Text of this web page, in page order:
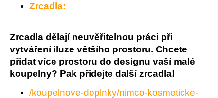
Zrcadla:
Zrcadla dělají neuvěřitelnou práci při
vytváření iluze většího prostoru. Chcete
přidat více prostoru do designu vaší malé
koupelny? Pak přidejte další zrcadla!
/koupelnove-doplnky/nimco-kosmeticke-
HLEDAT